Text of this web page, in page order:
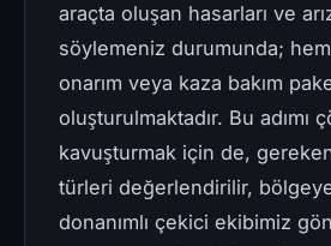
araçta oluşan hasarları ve
söylemeniz durumunda;
onarım veya kaza bakım
oluşturulmaktadır. Bu adımı
kavuşturmak için de,
türleri değerlendirilir,
donanımlı çekici ekibimiz